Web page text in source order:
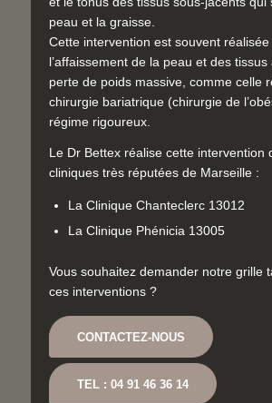
peau et la graisse.
Cette intervention est souvent
l’affaissement de la peau et des
perte de poids massive, comme celle
chirurgie bariatrique (chirurgie de
régime rigoureux.
Le Dr Bettex réalise cette intervention
cliniques très réputées de Marseille :
La Clinique Chanteclerc 13012
La Clinique Phénicia 13005
Vous souhaitez demander notre grille
ces interventions ?
CONTACTEZ-NOUS
TEL : 04 91 46 36 14